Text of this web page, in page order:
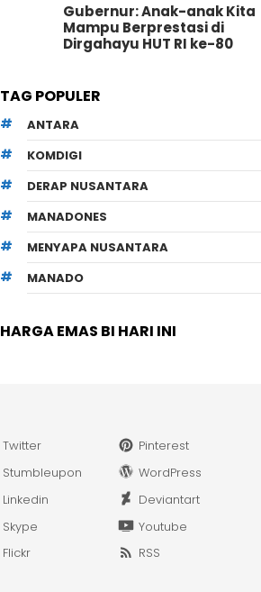
Gubernur: Anak-anak Kita
Mampu Berprestasi di
Dirgahayu HUT RI ke-80
TAG POPULER
ANTARA
KOMDIGI
DERAP NUSANTARA
MANADONES
MENYAPA NUSANTARA
MANADO
HARGA EMAS BI HARI INI
Twitter
Pinterest
Stumbleupon
WordPress
Linkedin
Deviantart
Skype
Youtube
Flickr RSS